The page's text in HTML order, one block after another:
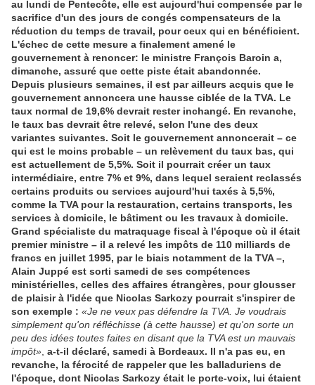
au lundi de Pentecôte, elle est aujourd'hui compensée par le
sacrifice d'un des jours de congés compensateurs de la
réduction du temps de travail, pour ceux qui en bénéficient.
L'échec de cette mesure a finalement amené le
gouvernement à renoncer: le ministre François Baroin a,
dimanche, assuré que cette piste était abandonnée.
Depuis plusieurs semaines, il est par ailleurs acquis que le
gouvernement annoncera une hausse ciblée de la TVA. Le
taux normal de 19,6% devrait rester inchangé. En revanche,
le taux bas devrait être relevé, selon l'une des deux
variantes suivantes. Soit le gouvernement annoncerait – ce
qui est le moins probable – un relèvement du taux bas, qui
est actuellement de 5,5%. Soit il pourrait créer un taux
intermédiaire, entre 7% et 9%, dans lequel seraient reclassés
certains produits ou services aujourd'hui taxés à 5,5%,
comme la TVA pour la restauration, certains transports, les
services à domicile, le bâtiment ou les travaux à domicile.
Grand spécialiste du matraquage fiscal à l'époque où il était
premier ministre – il a relevé les impôts de 110 milliards de
francs en juillet 1995, par le biais notamment de la TVA –,
Alain Juppé est sorti samedi de ses compétences
ministérielles, celles des affaires étrangères, pour glousser
de plaisir à l'idée que Nicolas Sarkozy pourrait s'inspirer de
son exemple : «Je ne veux pas défendre la TVA. Je voudrais
simplement qu'on réfléchisse (à cette hausse) et qu'on sorte un
peu des idées toutes faites en disant que la TVA est un mauvais
impôt» a-t-il déclaré, samedi à Bordeaux. Il n'a pas eu, en
revanche, la férocité de rappeler que les balladuriens de
l'époque, dont Nicolas Sarkozy était le porte-voix, lui étaient